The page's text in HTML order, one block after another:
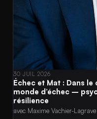
30 JUIL 2026
Échec et Mat : Dans le
monde d’échec –
résilience
avec Maxime Vachier-Lagrave